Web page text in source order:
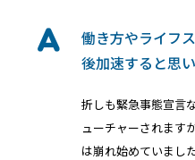
働き方やライフ
後加速すると思い
折しも緊急事態宣言
ューチャーされます
は崩れ始めていまし